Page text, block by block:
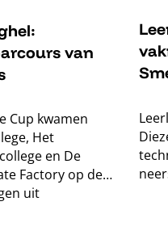
van
Cup kwamen
Het
en De
Factory op de
uit